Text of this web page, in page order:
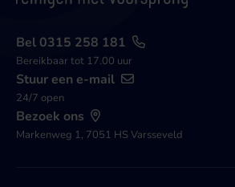
Bel 0315 258 181
Bereikbaar tot 17.00 uur
Stuur een e-mail
24/7 open
Bezoek ons
Markenweg 1, 7051 HS Varsseveld